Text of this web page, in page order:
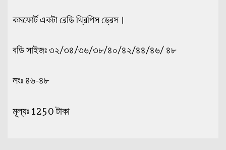
কমফোর্ট একটা রেডি থ্রিপিস ড্রেস।
বডি সাইজঃ ৩২/৩৪/৩৬/৩৮/৪০/৪২/৪৪/৪৬/ ৪৮
লংঃ ৪৬-৪৮
মূল্যঃ 1250 টাকা